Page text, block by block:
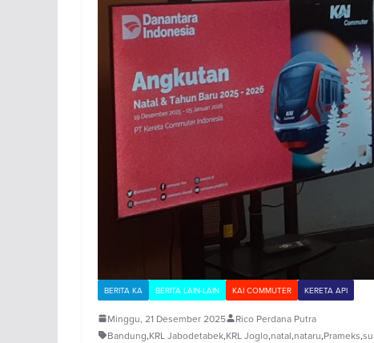
BERITA KA BERITA LAIN-LAIN KAI COMMUTER KERETA API
Minggu, 21 Desember 2025
Rico Perdana Putra
Bandung,KRL Jabodetabek,KRL Joglo,natal,nataru,Prameks,